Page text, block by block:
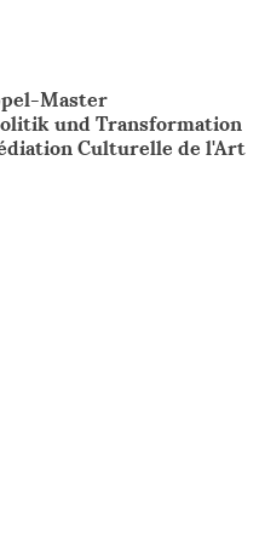
Master
und Transformation
Culturelle de l'Art